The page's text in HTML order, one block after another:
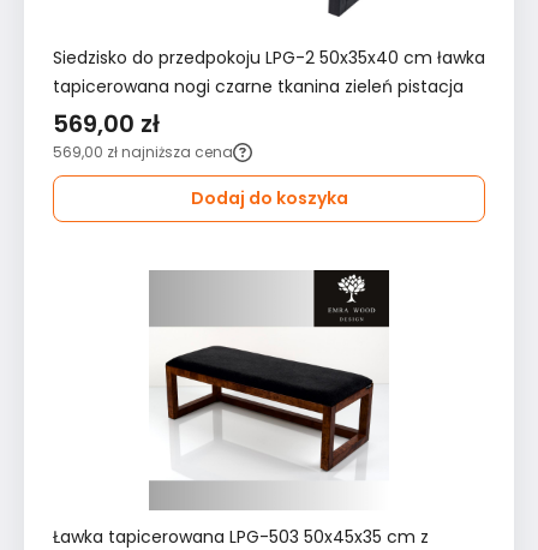
Siedzisko do przedpokoju LPG-2 50x35x40 cm ławka
tapicerowana nogi czarne tkanina zieleń pistacja
569,00 zł
569,00 zł najniższa cena
Dodaj do koszyka
Ławka tapicerowana LPG-503 50x45x35 cm z